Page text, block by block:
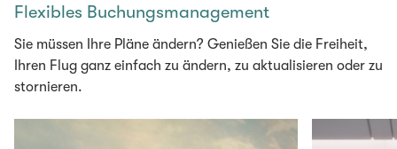
Flexibles Buchungsmanagement
Sie müssen Ihre Pläne ändern? Genießen Sie die Freiheit,
Ihren Flug ganz einfach zu ändern, zu aktualisieren oder zu
stornieren.